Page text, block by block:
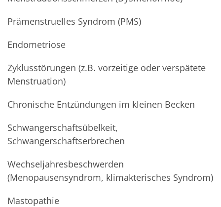
Prämenstruelles Syndrom (PMS)
Endometriose
Zyklusstörungen (z.B. vorzeitige oder verspätete
Menstruation)
Chronische Entzündungen im kleinen Becken
Schwangerschaftsübelkeit,
Schwangerschaftserbrechen
Wechseljahresbeschwerden
(Menopausensyndrom, klimakterisches Syndrom)
Mastopathie